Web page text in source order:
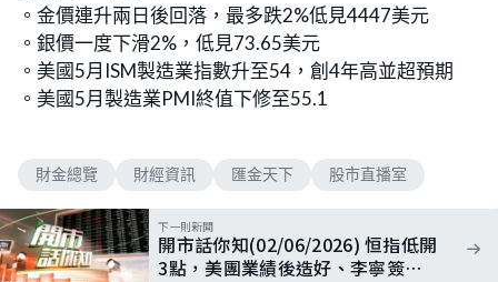
。金價連升兩日後回落，最多跌2%低見4447美元
。銀價一度下滑2%，低見73.65美元
。美國5月ISM製造業指數升至54，創4年高並超預期
。美國5月製造業PMI終值下修至55.1
財金總覽 財經資訊 匯金天下 股市直播室
下一則新聞
開市話你知(02/06/2026) 恒指低開
3點，美團業績後造好、李寧簽居